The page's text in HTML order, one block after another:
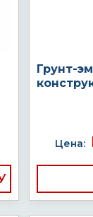
Грунт-
Цена: